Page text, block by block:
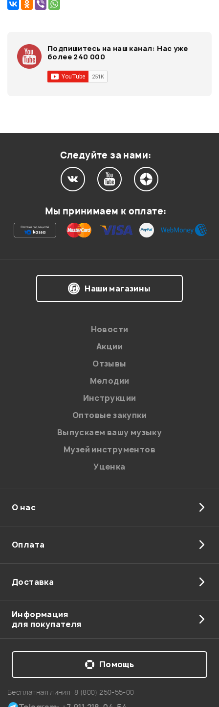
Подпишитесь на наш канал: Нас уже
более 240 000
Следуйте за нами:
Мы принимаем к оплате:
Наши магазины
Новости
Акции
Отзывы
Мелодии
Инструкции
Оптовые закупки
Выпускаем вашу музыку
Музей инструментов
Уценка
О нас
Оплата
Доставка
Информация
для покупателя
Бесплатная линия: 8 (800) 250-55-00
Помощь